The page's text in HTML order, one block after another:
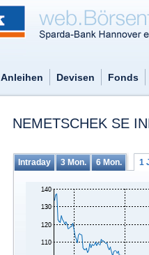
Anleihen Devisen Fonds
NEMETSCHEK SE
Intraday 3 Mon. 6 Mon. 1